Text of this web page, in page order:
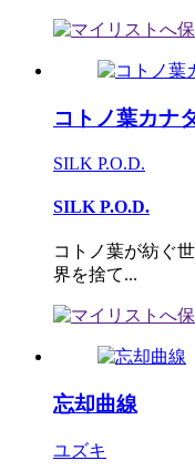
コトノ葉カナ
SILK P.O.D.
SILK P.O.D.
コトノ葉が紡ぐ
界を捨て...
忘却曲線
ユズキ